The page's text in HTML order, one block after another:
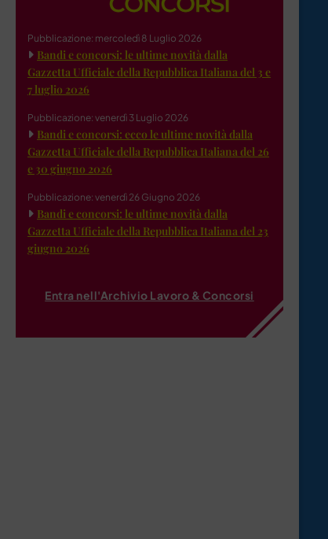
Pubblicazione: mercoledì 8 Luglio 2026
Bandi e concorsi: le ultime novità dalla
Gazzetta Ufficiale della Repubblica Italiana del 3 e
7 luglio 2026
Pubblicazione: venerdì 3 Luglio 2026
Bandi e concorsi: ecco le ultime novità dalla
Gazzetta Ufficiale della Repubblica Italiana del 26
e 30 giugno 2026
Pubblicazione: venerdì 26 Giugno 2026
Bandi e concorsi: le ultime novità dalla
Gazzetta Ufficiale della Repubblica Italiana del 23
giugno 2026
Entra nell'Archivio Lavoro & Concorsi